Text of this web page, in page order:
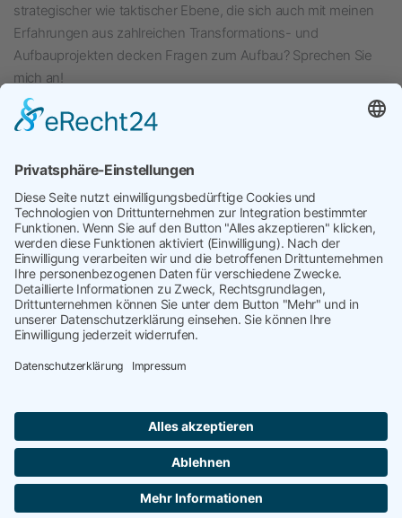
strategischer wie taktischer Ebene, die sich auch mit meinen
Erfahrungen aus zahlreichen Transformations- und
Aufbauprojekten decken Fragen zum Aufbau? Sprechen Sie
mich an!
Veröffentlicht am November 5, 2024
Verschlagwortet mitKomplexität
Kostenanalyse im Einkauf,Kostenmanagement
Kostensenkung ,Wertanalyse
targetP
kontakt@targetP.deImpressum
Copyright © 2026 targetP | Webdesign by